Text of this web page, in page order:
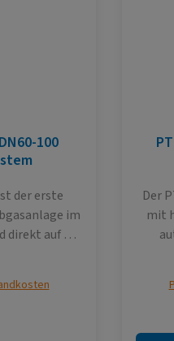
100
der erste
im
direkt auf der
enthält
und
Der
mit